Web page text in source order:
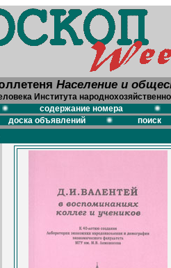
Население и
Института
содержание номера
доска объявлений поиск